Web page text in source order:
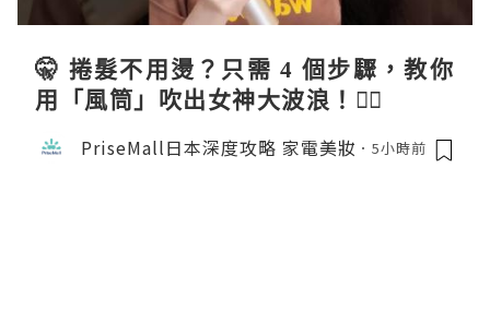
🤫 捲髮不用燙？只需 4 個步驟，教你
用「風筒」吹出女神大波浪！💇‍♀️
PriseMall日本深度攻略 家電美妝 5小時前